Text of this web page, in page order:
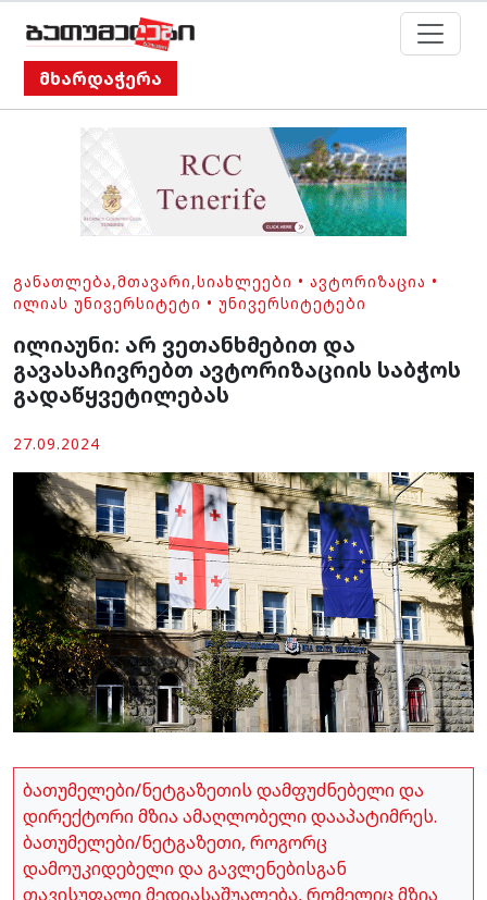
მხარდაჭერა
ᲒᲐᲜᲐᲗᲚᲔᲑᲐ,ᲛᲗᲐᲕᲐᲠᲘ,ᲡᲘᲐᲮᲚᲔᲔᲑᲘ • ᲐᲕᲢᲝᲠᲘᲖᲐᲪᲘᲐ •
ᲘᲚᲘᲐᲡ ᲣᲜᲘᲕᲔᲠᲡᲘᲢᲔᲢᲘ • ᲣᲜᲘᲕᲔᲠᲡᲘᲢᲔᲢᲔᲑᲘ
ილიაუნი: არ ვეთანხმებით და
გავასაჩივრებთ ავტორიზაციის საბჭოს
გადაწყვეტილებას
27.09.2024
ბათუმელები/ნეტგაზეთის დამფუძნებელი და
დირექტორი მზია ამაღლობელი დააპატიმრეს.
ბათუმელები/ნეტგაზეთი, როგორც
დამოუკიდებელი და გავლენებისგან
თავისუფალი მედიასაშუალება, რომელიც მზია